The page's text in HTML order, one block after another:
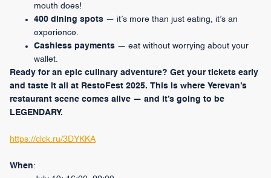
mouth does!
400 dining spots — it’s more than just eating, it’s an
experience.
Cashless payments — eat without worrying about your
wallet.
Ready for an epic culinary adventure? Get your tickets early
and taste it all at RestoFest 2025. This is where Yerevan’s
restaurant scene comes alive — and it’s going to be
LEGENDARY.
https://clck.ru/3DYKKA
When: